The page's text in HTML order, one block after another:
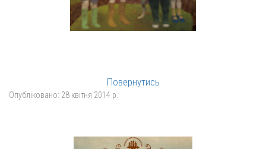
Повернутись
Опубліковано: 28 квітня 2014 р.